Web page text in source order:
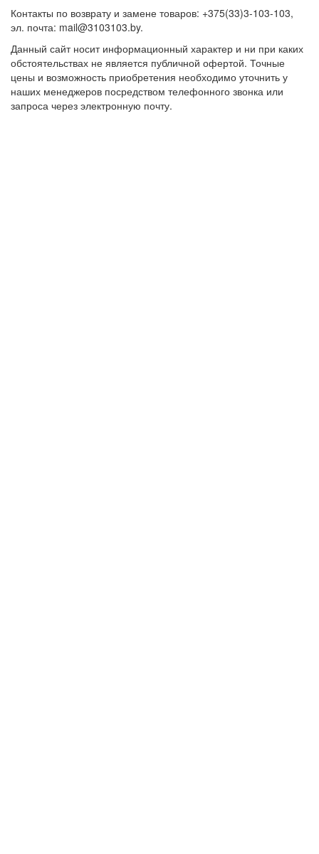
Контакты по возврату и замене товаров: +375(33)3-103-103,
эл. почта: mail@3103103.by.
Данный сайт носит информационный характер и ни при каких
обстоятельствах не является публичной офертой. Точные
цены и возможность приобретения необходимо уточнить у
наших менеджеров посредством телефонного звонка или
запроса через электронную почту.